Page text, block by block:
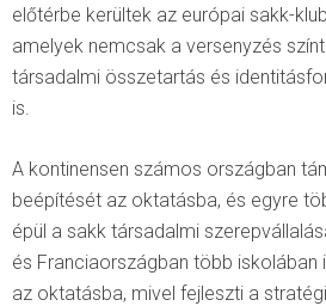
előtérbe kerültek az európai sakk-
amelyek nemcsak a versenyzés
társadalmi összetartás és
is.
A kontinensen számos országban
beépítését az oktatásba, és egyre
épül a sakk társadalmi
és Franciaországban több
az oktatásba, mivel fejleszti a